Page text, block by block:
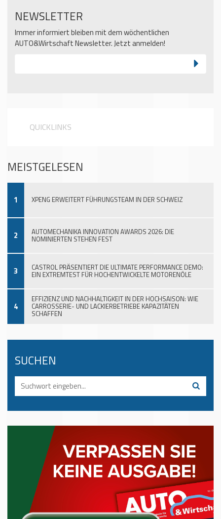
NEWSLETTER
Immer informiert bleiben mit dem wöchentlichen
AUTO&Wirtschaft Newsletter. Jetzt anmelden!
QUICKLINKS
MEISTGELESEN
1 XPENG ERWEITERT FÜHRUNGSTEAM IN DER SCHWEIZ
2 AUTOMECHANIKA INNOVATION AWARDS 2026: DIE
NOMINIERTEN STEHEN FEST
3 CASTROL PRÄSENTIERT DIE ULTIMATE PERFORMANCE DEMO:
EIN EXTREMTEST FÜR HOCHENTWICKELTE MOTORENÖLE
4
EFFIZIENZ UND NACHHALTIGKEIT IN DER HOCHSAISON: WIE
CARROSSERIE- UND LACKIERBETRIEBE KAPAZITÄTEN
SCHAFFEN
SUCHEN